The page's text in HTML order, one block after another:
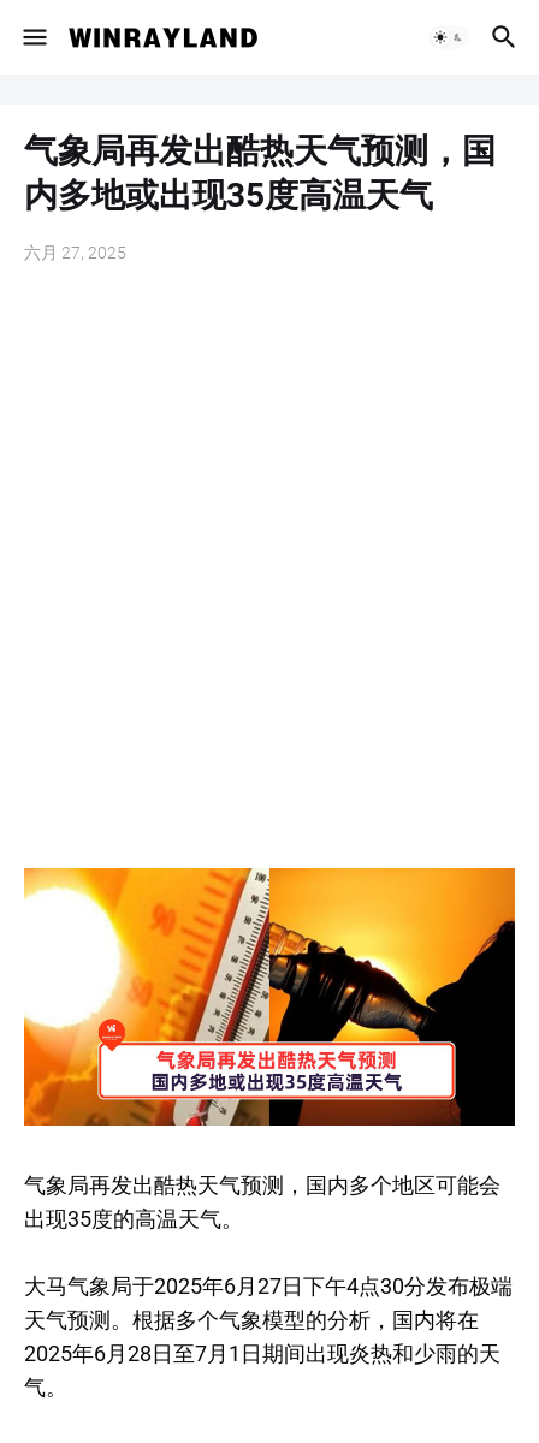
气象局再发出酷热天气预测，国
内多地或出现35度高温天气
六月 27, 2025
气象局再发出酷热天气预测，国内多个地区可能会
出现35度的高温天气。
大马气象局于2025年6月27日下午4点30分发布极端
天气预测。根据多个气象模型的分析，国内将在
2025年6月28日至7月1日期间出现炎热和少雨的天
气。